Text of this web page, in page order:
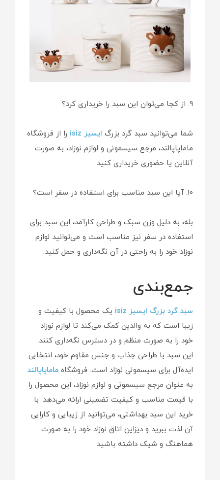
9. از کجا می‌توان این سبد را خریداری کرد؟
شما می‌توانید سبد گرد بزرگ ایسیز isiz
را از فروشگاه
ماماپاپالند، مرجع سیسمونی و لوازم نوزاد، به صورت
آنلاین یا حضوری خریداری کنید.
10. آیا این سبد مناسب برای استفاده در سفر است؟
بله، به دلیل وزن سبک و طراحی کارآمد، این سبد برای
استفاده در سفر نیز مناسب است و می‌توانید لوازم
نوزاد خود را به راحتی در آن نگه‌داری و حمل کنید.
جمع‌بندی
سبد گرد بزرگ ایسیز isiz
یک محصول با کیفیت و
زیبا است که به والدین کمک می‌کند تا لوازم نوزاد
خود را به صورت منظم و در دسترس نگه‌داری کنند.
این سبد با طراحی جذاب و جنس مقاوم خود، انتخابی
ایده‌آل برای سیسمونی نوزاد است. فروشگاه ماماپاپالند
به عنوان مرجع سیسمونی و لوازم نوزاد، این محصول را
با قیمت مناسب و کیفیت تضمینی ارائه می‌دهد. با
خرید این سبد بهداشتی، می‌توانید از زیبایی و کارایی
آن لذت ببرید و دیزاین اتاق نوزاد خود را به صورت
هماهنگ و شیک داشته باشید.